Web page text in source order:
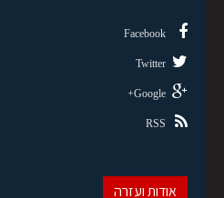
Facebook
Twitter
Google+
RSS
אודות ועזרה